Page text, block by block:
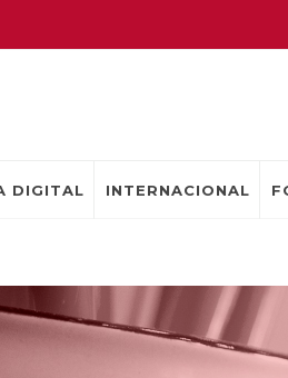
DIGITAL INTERNACIONAL